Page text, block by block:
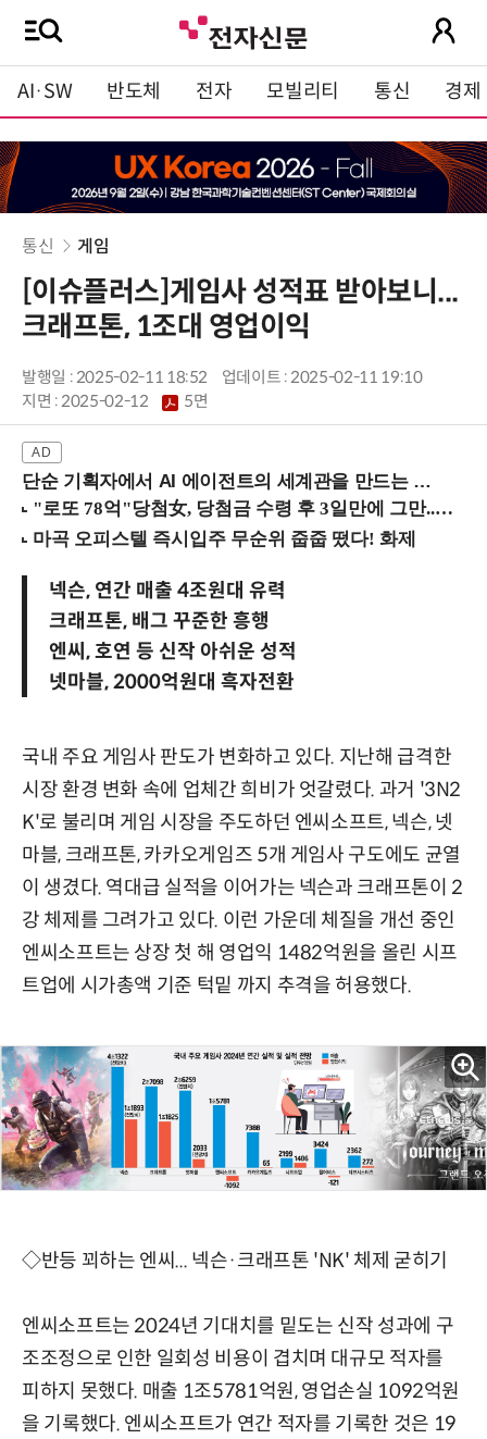
AI·SW 반도체 전자 모빌리티 통신 경제
통신 게임
[이슈플러스]게임사 성적표 받아보니...
크래프톤, 1조대 영업이익
발행일 : 2025-02-11 18:52
업데이트 : 2025-02-11 19:10
지면 :2025-02-12 5면
단순 기획자에서 AI 에이전트의 세계관을 만드는 지식 설계자로.. (8/20 강남역)
넥슨, 연간 매출 4조원대 유력
크래프톤, 배그 꾸준한 흥행
엔씨, 호연 등 신작 아쉬운 성적
넷마블, 2000억원대 흑자전환
국내 주요 게임사 판도가 변화하고 있다. 지난해 급격한
시장 환경 변화 속에 업체간 희비가 엇갈렸다. 과거 '3N2
K'로 불리며 게임 시장을 주도하던 엔씨소프트, 넥슨, 넷
마블, 크래프톤, 카카오게임즈 5개 게임사 구도에도 균열
이 생겼다. 역대급 실적을 이어가는 넥슨과 크래프톤이 2
강 체제를 그려가고 있다. 이런 가운데 체질을 개선 중인
엔씨소프트는 상장 첫 해 영업익 1482억원을 올린 시프
트업에 시가총액 기준 턱밑 까지 추격을 허용했다.
◇반등 꾀하는 엔씨... 넥슨·크래프톤 'NK' 체제 굳히기
엔씨소프트는 2024년 기대치를 밑도는 신작 성과에 구
조조정으로 인한 일회성 비용이 겹치며 대규모 적자를
피하지 못했다. 매출 1조5781억원, 영업손실 1092억원
을 기록했다. 엔씨소프트가 연간 적자를 기록한 것은 19